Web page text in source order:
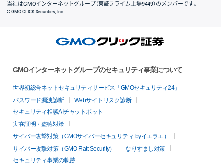
当社はGMOインターネットグループ（東証プライム上場9449）のメンバーです。
© GMO CLICK Securities, Inc.
GMOインターネットグループのセキュリティ事業について
世界初総合ネットセキュリティサービス「GMOセキュリティ24」
パスワード漏洩診断
Webサイトリスク診断
セキュリティ相談AIチャットボット
実在証明・盗聴対策
サイバー攻撃対策（GMOサイバーセキュリティ byイエラエ）
サイバー攻撃対策（GMO Flatt Security）
なりすまし対策
セキュリティ事業の軌跡